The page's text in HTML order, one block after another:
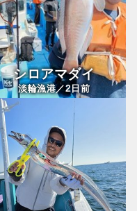
シロアマダイ
淡輪漁港／2日前